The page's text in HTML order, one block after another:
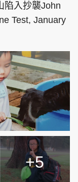
陷入抄襲John
Test, January
+5